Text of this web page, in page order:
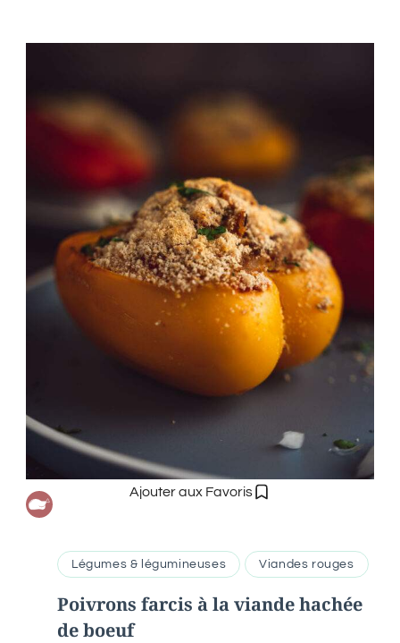
Ajouter aux Favoris
Légumes & légumineuses Viandes rouges
Poivrons farcis à la viande hachée
de boeuf